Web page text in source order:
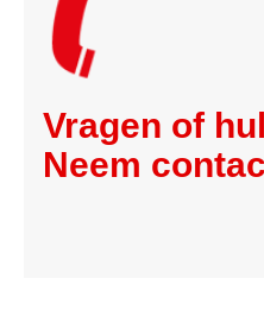
Vragen of
Neem